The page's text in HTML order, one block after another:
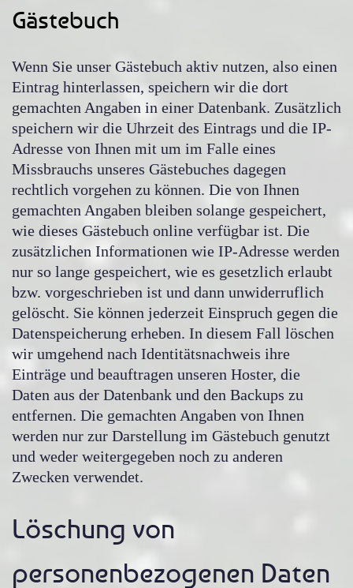
Gästebuch
Wenn Sie unser Gästebuch aktiv nutzen, also einen
Eintrag hinterlassen, speichern wir die dort
gemachten Angaben in einer Datenbank. Zusätzlich
speichern wir die Uhrzeit des Eintrags und die IP-
Adresse von Ihnen mit um im Falle eines
Missbrauchs unseres Gästebuches dagegen
rechtlich vorgehen zu können. Die von Ihnen
gemachten Angaben bleiben solange gespeichert,
wie dieses Gästebuch online verfügbar ist. Die
zusätzlichen Informationen wie IP-Adresse werden
nur so lange gespeichert, wie es gesetzlich erlaubt
bzw. vorgeschrieben ist und dann unwiderruflich
gelöscht. Sie können jederzeit Einspruch gegen die
Datenspeicherung erheben. In diesem Fall löschen
wir umgehend nach Identitätsnachweis ihre
Einträge und beauftragen unseren Hoster, die
Daten aus der Datenbank und den Backups zu
entfernen. Die gemachten Angaben von Ihnen
werden nur zur Darstellung im Gästebuch genutzt
und weder weitergegeben noch zu anderen
Zwecken verwendet.
Löschung von
personenbezogenen Daten